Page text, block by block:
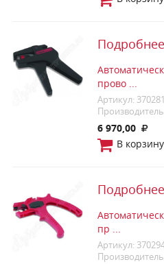
Подробнее
прово ...
Артикул: 370281
6 970,00
В корзину
Подробнее
пр ...
Артикул: